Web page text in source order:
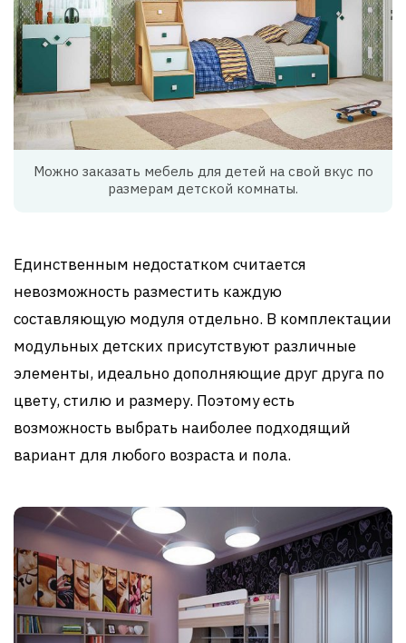
Можно заказать мебель для детей на свой вкус по
размерам детской комнаты.
Единственным недостатком считается
невозможность разместить каждую
составляющую модуля отдельно. В комплектации
модульных детских присутствуют различные
элементы, идеально дополняющие друг друга по
цвету, стилю и размеру. Поэтому есть
возможность выбрать наиболее подходящий
вариант для любого возраста и пола.